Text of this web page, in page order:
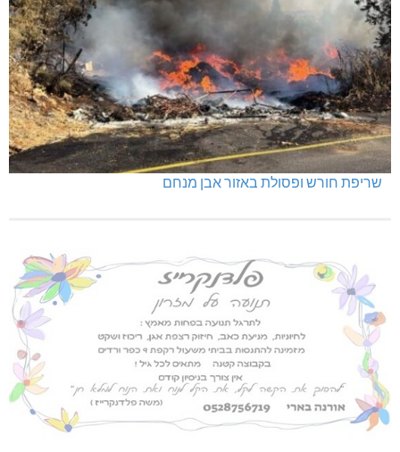
שריפת חורש ופסולת באזור אבן מנחם